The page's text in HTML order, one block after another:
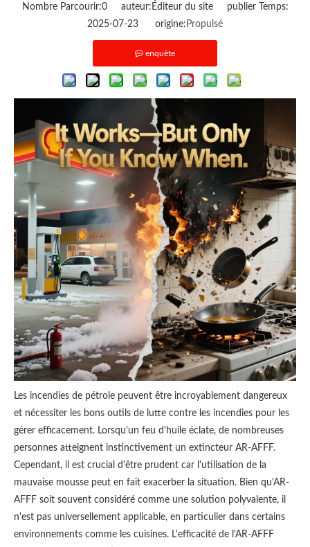
Nombre Parcourir:0auteur:Éditeur du site publier Temps:
2025-07-23 origine: Propulsé
enquête
Les incendies de pétrole peuvent être incroyablement dangereux
et nécessiter les bons outils de lutte contre les incendies pour les
gérer efficacement. Lorsqu'un feu d'huile éclate, de nombreuses
personnes atteignent instinctivement un extincteur AR-AFFF.
Cependant, il est crucial d'être prudent car l'utilisation de la
mauvaise mousse peut en fait exacerber la situation. Bien qu'AR-
AFFF soit souvent considéré comme une solution polyvalente, il
n'est pas universellement applicable, en particulier dans certains
environnements comme les cuisines. L'efficacité de l'AR-AFFF